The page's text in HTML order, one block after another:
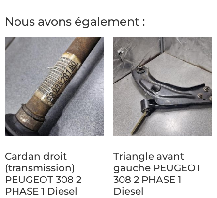
Nous avons également :
Cardan droit
(transmission)
PEUGEOT 308 2
PHASE 1 Diesel
Triangle avant
gauche PEUGEOT
308 2 PHASE 1
Diesel